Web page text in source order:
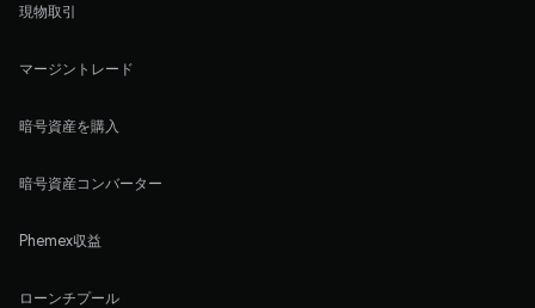
現物取引
マージントレード
暗号資産を購入
暗号資産コンバーター
Phemex収益
ローンチプール